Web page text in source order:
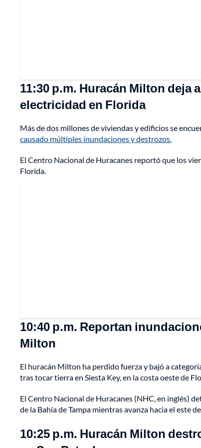
11:30 p.m. Huracán Milton deja
electricidad en Florida
Más de dos millones de viviendas y edificios se
causado múltiples inundaciones y destrozos.
El Centro Nacional de Huracanes reportó que los
Florida.
10:40 p.m. Reportan
Milton
El huracán Milton ha perdido fuerza y bajó a
tras tocar tierra en Siesta Key, en la costa oeste de
El Centro Nacional de Huracanes (NHC, en inglés)
de la Bahía de Tampa mientras avanza hacia el este
10:25 p.m. Huracán Milton